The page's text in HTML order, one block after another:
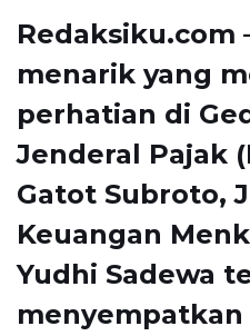
Redaksiku.com
menarik yang
perhatian di
Jenderal Pajak
Gatot Subroto,
Keuangan
Yudhi Sadewa